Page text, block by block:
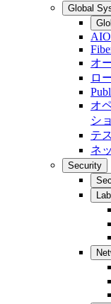
Global
オ
ロ
オ
シ
テ
ネ
Security